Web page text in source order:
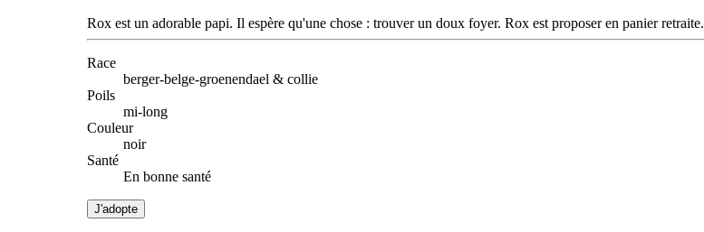
Rox est un adorable papi. Il espère qu'une chose : trouver un doux foyer. Rox est proposer en panier retraite.
Race
berger-belge-groenendael & collie
Poils
mi-long
Couleur
noir
Santé
En bonne santé
J'adopte